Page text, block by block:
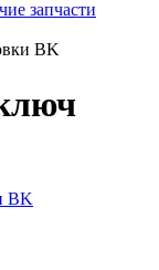
запчасти
BK